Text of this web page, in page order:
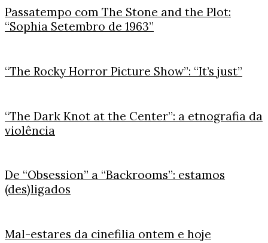
Passatempo com The Stone and the Plot:
“Sophia Setembro de 1963”
“The Rocky Horror Picture Show”: “It’s just”
“The Dark Knot at the Center”: a etnografia da
violência
De “Obsession” a “Backrooms”: estamos
(des)ligados
Mal-estares da cinefilia ontem e hoje